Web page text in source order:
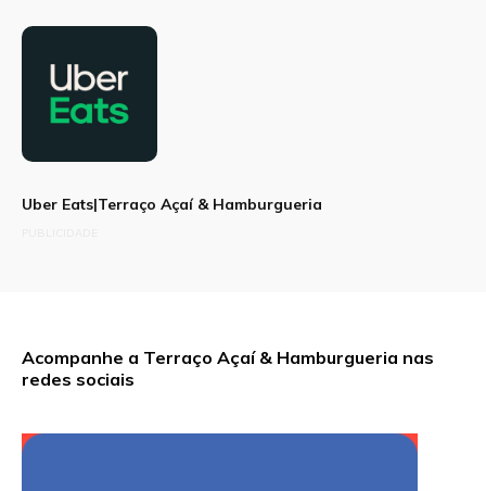
Uber Eats|Terraço Açaí & Hamburgueria
Acompanhe a Terraço Açaí & Hamburgueria nas
redes sociais